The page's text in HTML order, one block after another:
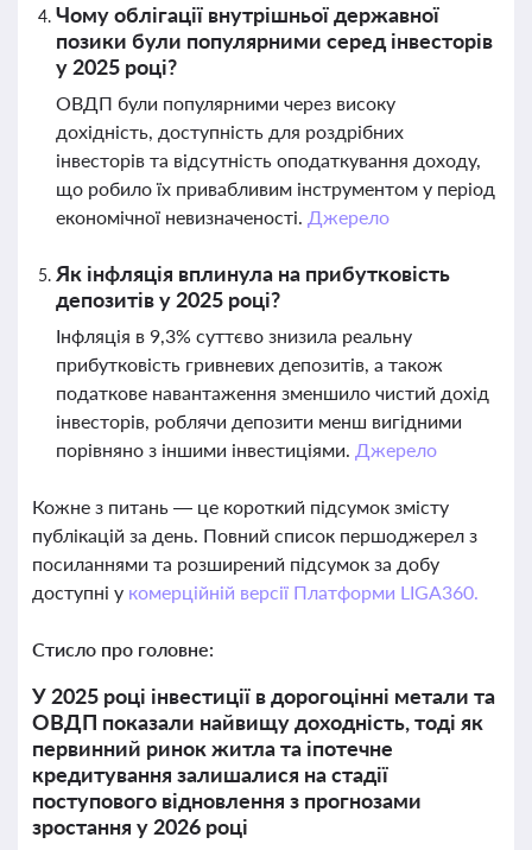
Чому облігації внутрішньої державної
позики були популярними серед інвесторів
у 2025 році?
ОВДП були популярними через високу
дохідність, доступність для роздрібних
інвесторів та відсутність оподаткування доходу,
що робило їх привабливим інструментом у період
економічної невизначеності. Джерело
Як інфляція вплинула на прибутковість
депозитів у 2025 році?
Інфляція в 9,3% суттєво знизила реальну
прибутковість гривневих депозитів, а також
податкове навантаження зменшило чистий дохід
інвесторів, роблячи депозити менш вигідними
порівняно з іншими інвестиціями. Джерело
Кожне з питань — це короткий підсумок змісту
публікацій за день. Повний список першоджерел з
посиланнями та розширений підсумок за добу
доступні у комерційній версії Платформи LIGA360.
Стисло про головне:
У 2025 році інвестиції в дорогоцінні метали та
ОВДП показали найвищу доходність, тоді як
первинний ринок житла та іпотечне
кредитування залишалися на стадії
поступового відновлення з прогнозами
зростання у 2026 році